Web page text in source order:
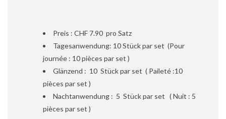
Preis : CHF 7.90 pro Satz
Tagesanwendung: 10 Stück par set (Pour
journée : 10 pièces par set )
Glänzend : 10 Stück par set ( Paileté :10
pièces par set )
Nachtanwendung : 5 Stück par set ( Nuit : 5
pièces par set )